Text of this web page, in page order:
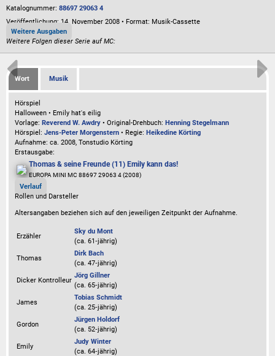
Katalognummer: 88697 29063 4
Veröffentlichung: 14. November 2008 • Format: Musik-Cassette
Weitere Ausgaben
Weitere Folgen dieser Serie auf MC:
Wort Musik
Hörspiel
Halloween • Emily hat's eilig
Vorlage: Reverend W. Awdry • Original-Drehbuch: Henning Stegelmann
Hörspiel: Jens-Peter Morgenstern • Regie: Heikedine Körting
Aufnahme: ca. 2008, Tonstudio Körting
Erstausgabe:
Thomas & seine Freunde (11) Emily kann das!
EUROPA MINI MC 88697 29063 4 (2008)
Verlauf
Rollen und Darsteller
Altersangaben beziehen sich auf den jeweiligen Zeitpunkt der Aufnahme.
Erzähler
Sky du Mont
(ca. 61‑jährig)
Thomas
Dirk Bach
(ca. 47‑jährig)
Dicker Kontrolleur
Jörg Gillner
(ca. 65‑jährig)
James
Tobias Schmidt
(ca. 25‑jährig)
Gordon
Jürgen Holdorf
(ca. 52‑jährig)
Emily
Judy Winter
(ca. 64‑jährig)